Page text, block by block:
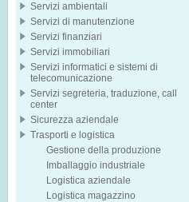
Servizi ambientali
Servizi di manutenzione
Servizi finanziari
Servizi immobiliari
Servizi informatici e sistemi di
telecomunicazione
Servizi segreteria, traduzione, call
center
Sicurezza aziendale
Trasporti e logistica
Gestione della produzione
Imballaggio industriale
Logistica aziendale
Logistica magazzino